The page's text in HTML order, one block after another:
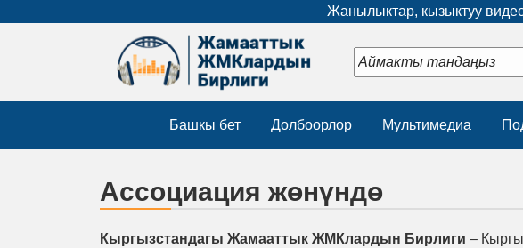
Жанылыктар, кызыктуу
Башкы бет Долбоорлор Мультимедиа
Ассоциация жөнүндө
Кыргызстандагы Жамааттык ЖМКлардын Бирлиги –